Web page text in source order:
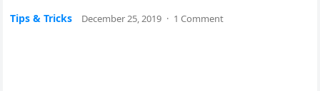
Tips & Tricks December 25, 2019 · 1 Comment